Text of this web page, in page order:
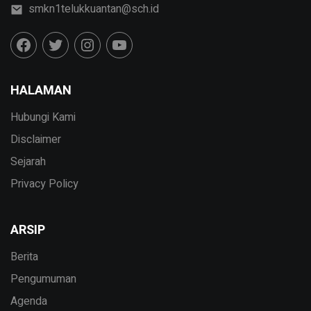
smkn1telukkuantan@sch.id
HALAMAN
Hubungi Kami
Disclaimer
Sejarah
Privacy Policy
ARSIP
Berita
Pengumuman
Agenda